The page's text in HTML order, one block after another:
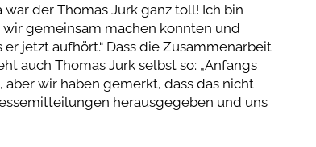
der Thomas Jurk ganz toll! Ich bin
gemeinsam machen konnten und
jetzt aufhört.“ Dass die Zusammenarbeit
auch Thomas Jurk selbst so: „Anfangs
wir haben gemerkt, dass das nicht
herausgegeben und uns